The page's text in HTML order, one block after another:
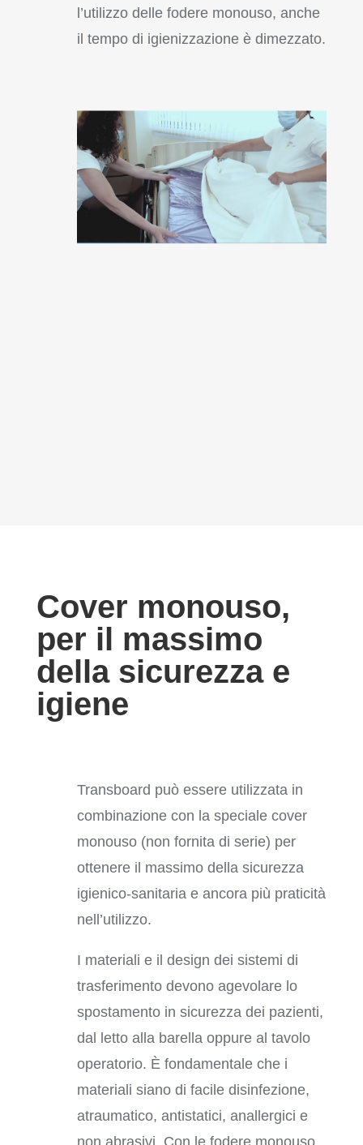
l’utilizzo delle fodere monouso, anche
il tempo di igienizzazione è dimezzato.
Cover monouso,
per il massimo
della sicurezza e
igiene
Transboard può essere utilizzata in
combinazione con la speciale cover
monouso (non fornita di serie) per
ottenere il massimo della sicurezza
igienico-sanitaria e ancora più praticità
nell’utilizzo.
I materiali e il design dei sistemi di
trasferimento devono agevolare lo
spostamento in sicurezza dei pazienti,
dal letto alla barella oppure al tavolo
operatorio. È fondamentale che i
materiali siano di facile disinfezione,
atraumatico, antistatici, anallergici e
non abrasivi. Con le fodere monouso,